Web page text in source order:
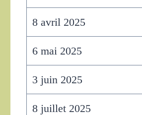
8 avril 2025
6 mai 2025
3 juin 2025
8 juillet 2025